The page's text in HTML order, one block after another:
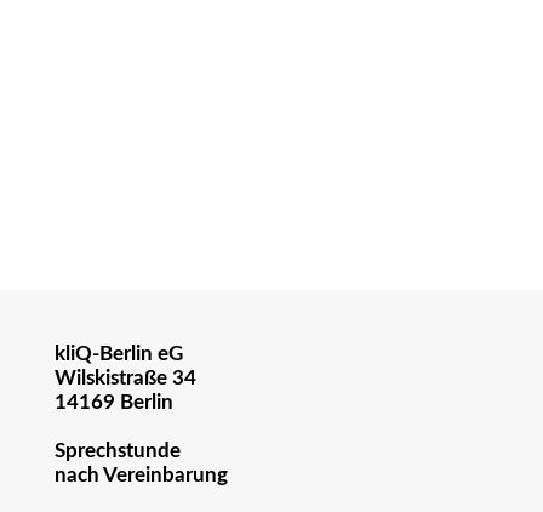
kliQ-Berlin eG
Wilskistraße 34
14169 Berlin
Sprechstunde
nach Vereinbarung